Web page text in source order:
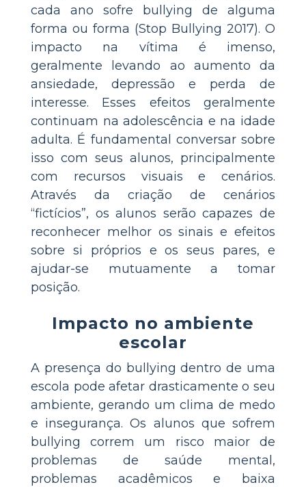
cada ano sofre bullying de alguma
forma ou forma (Stop Bullying 2017). O
impacto na vítima é imenso,
geralmente levando ao aumento da
ansiedade, depressão e perda de
interesse. Esses efeitos geralmente
continuam na adolescência e na idade
adulta. É fundamental conversar sobre
isso com seus alunos, principalmente
com recursos visuais e cenários.
Através da criação de cenários
“fictícios”, os alunos serão capazes de
reconhecer melhor os sinais e efeitos
sobre si próprios e os seus pares, e
ajudar-se mutuamente a tomar
posição.
Impacto no ambiente
escolar
A presença do bullying dentro de uma
escola pode afetar drasticamente o seu
ambiente, gerando um clima de medo
e insegurança. Os alunos que sofrem
bullying correm um risco maior de
problemas de saúde mental,
problemas acadêmicos e baixa